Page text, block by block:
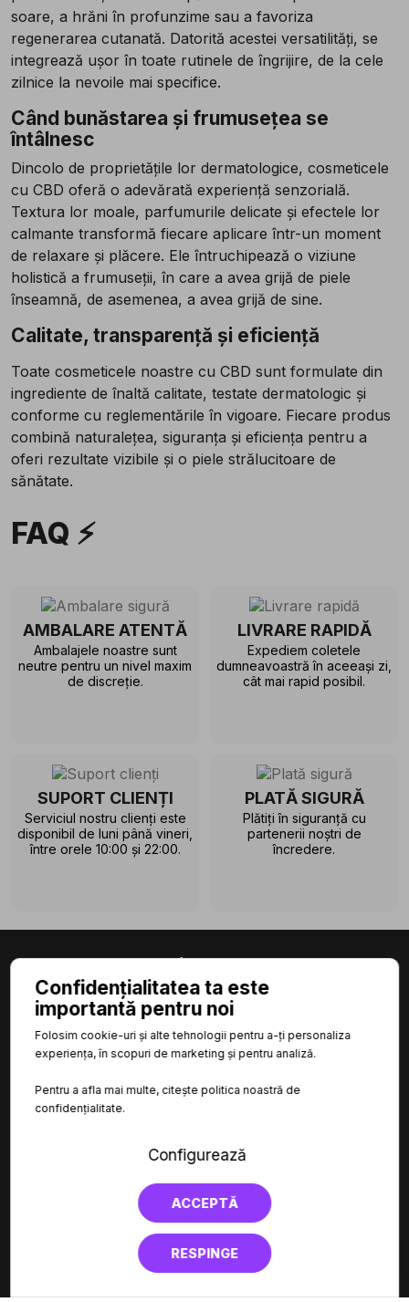
soare, a hrăni în profunzime sau a favoriza
regenerarea cutanată. Datorită acestei versatilități, se
integrează ușor în toate rutinele de îngrijire, de la cele
zilnice la nevoile mai specifice.
Când bunăstarea și frumusețea se
întâlnesc
Dincolo de proprietățile lor dermatologice, cosmeticele
cu CBD oferă o adevărată experiență senzorială.
Textura lor moale, parfumurile delicate și efectele lor
calmante transformă fiecare aplicare într-un moment
de relaxare și plăcere. Ele întruchipează o viziune
holistică a frumuseții, în care a avea grijă de piele
înseamnă, de asemenea, a avea grijă de sine.
Calitate, transparență și eficiență
Toate cosmeticele noastre cu CBD sunt formulate din
ingrediente de înaltă calitate, testate dermatologic și
conforme cu reglementările în vigoare. Fiecare produs
combină naturalețea, siguranța și eficiența pentru a
oferi rezultate vizibile și o piele strălucitoare de
sănătate.
FAQ ⚡
AMBALARE ATENTĂ
Ambalajele noastre sunt
neutre pentru un nivel maxim
de discreție.
LIVRARE RAPIDĂ
Expediem coletele
dumneavoastră în aceeași zi,
cât mai rapid posibil.
SUPORT CLIENȚI
Serviciul nostru clienți este
disponibil de luni până vineri,
între orele 10:00 și 22:00.
PLATĂ SIGURĂ
Plătiți în siguranță cu
partenerii noștri de
încredere.
CATEGORII
INFORMAȚII
Confidențialitatea ta este
importantă pentru noi
Folosim cookie-uri și alte tehnologii pentru a-ți personaliza
experiența, în scopuri de marketing și pentru analiză.
Pentru a afla mai multe, citește politica noastră de
confidențialitate.
Configurează
ACCEPTĂ
RESPINGE